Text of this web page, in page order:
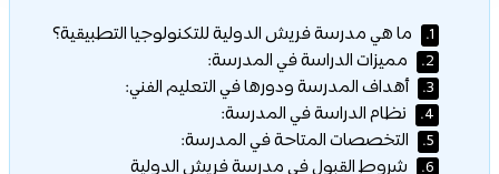
1. ما هي مدرسة فريش الدولية للتكنولوجيا التطبيقية؟
2. مميزات الدراسة في المدرسة:
3. أهداف المدرسة ودورها في التعليم الفني:
4. نظام الدراسة في المدرسة:
5. التخصصات المتاحة في المدرسة:
6.
شروط القبول في مدرسة فريش الدولية